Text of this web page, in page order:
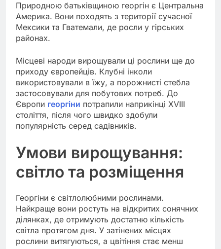
Природною батьківщиною георгін є Центральна
Америка. Вони походять з території сучасної
Мексики та Гватемали, де росли у гірських
районах.
Місцеві народи вирощували ці рослини ще до
приходу європейців. Клубні інколи
використовували в їжу, а порожнисті стебла
застосовували для побутових потреб. До
Європи георгіни потрапили наприкінці XVIII
століття, після чого швидко здобули
популярність серед садівників.
Умови вирощування:
світло та розміщення
Георгіни є світлолюбними рослинами.
Найкраще вони ростуть на відкритих сонячних
ділянках, де отримують достатню кількість
світла протягом дня. У затінених місцях
рослини витягуються, а цвітіння стає менш